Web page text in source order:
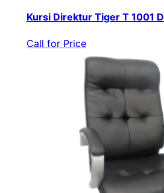
Kursi Direktur Tiger T 1001 D
Call for Price